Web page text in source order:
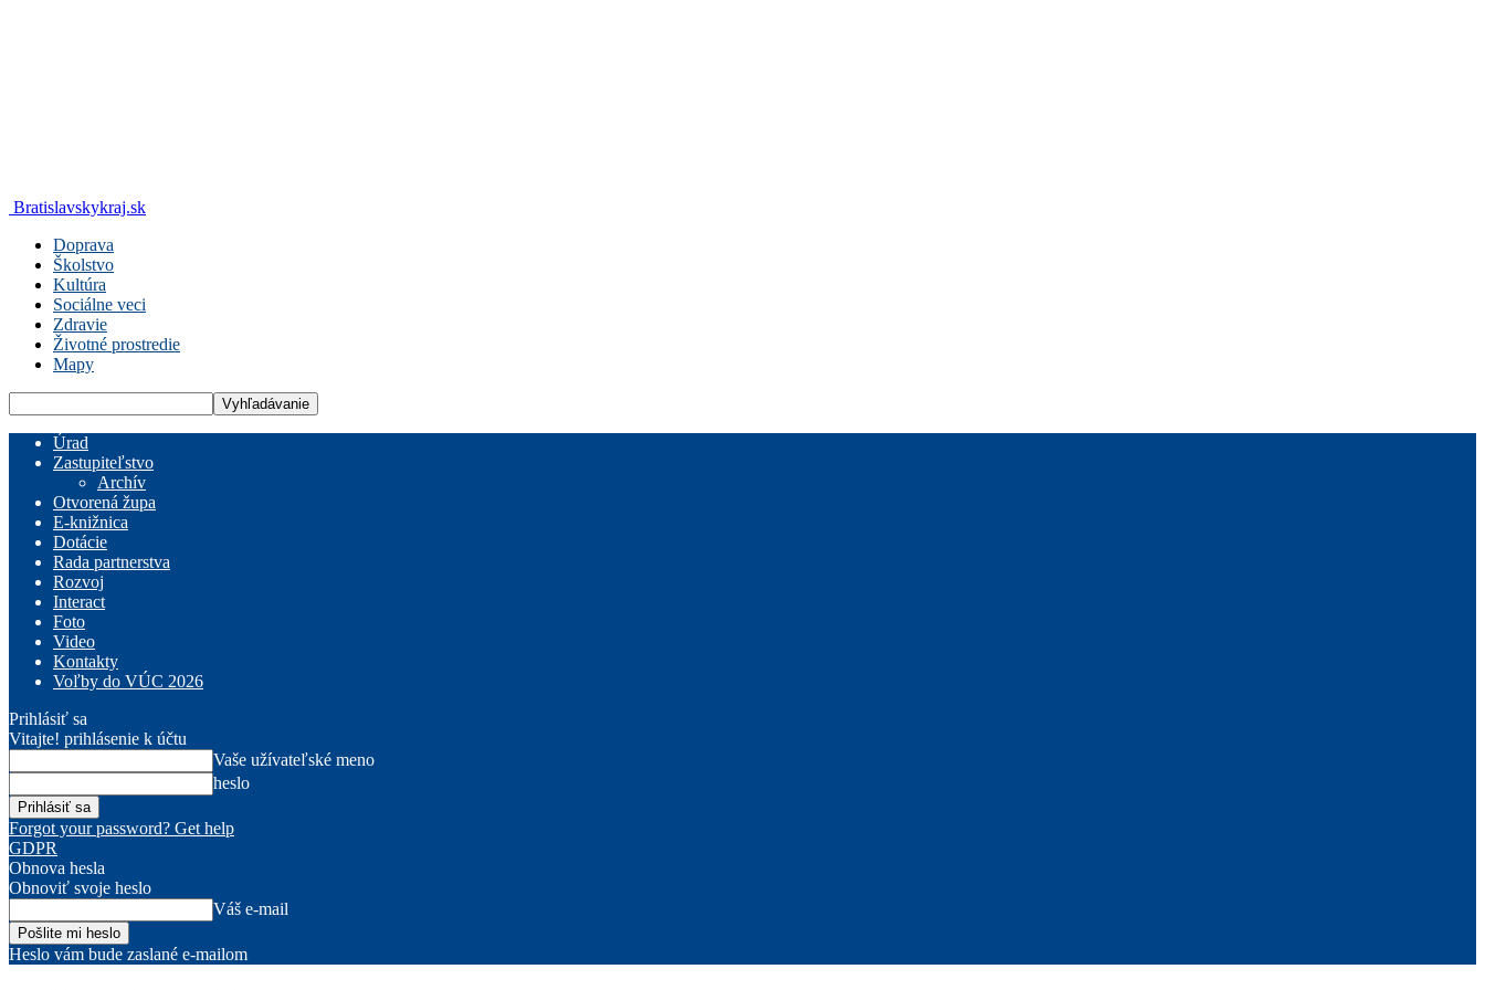
Bratislavskykraj.sk
Doprava
Školstvo
Kultúra
Sociálne veci
Zdravie
Životné prostredie
Mapy
Úrad
Zastupiteľstvo
Archív
Otvorená župa
E-knižnica
Dotácie
Rada partnerstva
Rozvoj
Interact
Foto
Video
Kontakty
Voľby do VÚC 2026
Prihlásiť sa
Vitajte! prihlásenie k účtu
Vaše užívateľské meno
heslo
Forgot your password? Get help
GDPR
Obnova hesla
Obnoviť svoje heslo
Váš e-mail
Heslo vám bude zaslané e-mailom